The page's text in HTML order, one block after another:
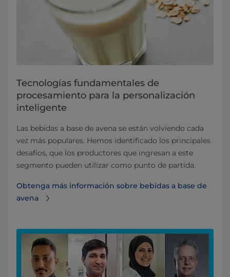
Tecnologías fundamentales de
procesamiento para la personalización
inteligente
Las bebidas a base de avena se están volviendo cada
vez más populares. Hemos identificado los principales
desafíos, que los productores que ingresan a este
segmento pueden utilizar como punto de partida.
Obtenga más información sobre bebidas a base de
avena